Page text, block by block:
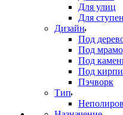
Для улиц
Для
Дизайн
Под
Под
Под
Под
Пэчворк
Тип